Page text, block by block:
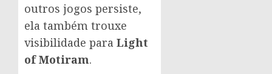
outros jogos persiste,
ela também trouxe
visibilidade para Light
of Motiram.